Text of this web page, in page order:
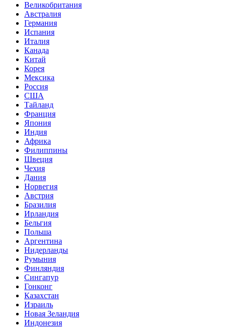
Великобритания
Австралия
Германия
Испания
Италия
Канада
Китай
Корея
Мексика
Россия
США
Тайланд
Франция
Япония
Индия
Африка
Филиппины
Швеция
Чехия
Дания
Норвегия
Австрия
Бразилия
Ирландия
Бельгия
Польша
Аргентина
Нидерланды
Румыния
Финляндия
Сингапур
Гонконг
Казахстан
Израиль
Новая Зеландия
Индонезия